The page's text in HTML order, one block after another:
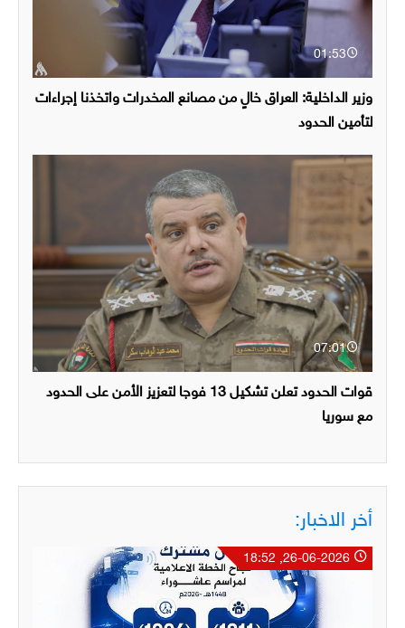
01:53
وزير الداخلية: العراق خالٍ من مصانع المخدرات واتخذنا إجراءات
لتأمين الحدود
07:01
قوات الحدود تعلن تشكيل 13 فوجا لتعزيز الأمن على الحدود
مع سوريا
أخر الاخبار: